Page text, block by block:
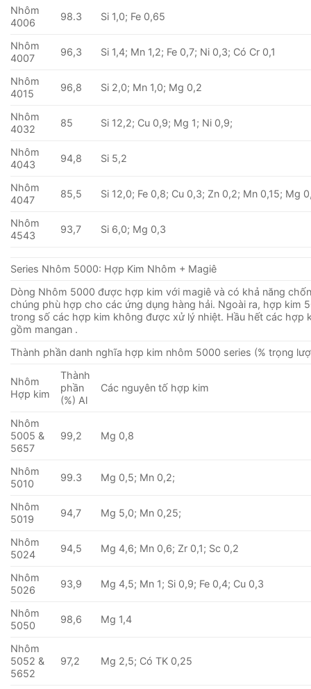
Nhôm
4006
98.3 Si 1,0; Fe 0,65
Nhôm
4007
96,3 Si 1,4; Mn 1,2; Fe 0,7; Ni 0,3; Có Cr 0,1
Nhôm
4015
96,8 Si 2,0; Mn 1,0; Mg 0,2
Nhôm
4032
85 Si 12,2; Cu 0,9; Mg 1; Ni 0,9;
Nhôm
4043
94,8 Si 5,2
Nhôm
4047
85,5 Si 12,0; Fe 0,8; Cu 0,3; Zn 0,2; Mn 0,15; Mg
Nhôm
4543
93,7 Si 6,0; Mg 0,3
Series Nhôm 5000: Hợp Kim Nhôm + Magiê
Dòng Nhôm 5000 được hợp kim với magiê và có khả năng
chúng phù hợp cho các ứng dụng hàng hải. Ngoài ra, hợp kim
trong số các hợp kim không được xử lý nhiệt. Hầu hết các hợp
gồm mangan .
Thành phần danh nghĩa hợp kim nhôm 5000 series (% trọng
Nhôm
Hợp kim
Thành
phần
(%) Al
Các nguyên tố hợp kim
Nhôm
5005 &
5657
99,2 Mg 0,8
Nhôm
5010
99.3 Mg 0,5; Mn 0,2;
Nhôm
5019
94,7 Mg 5,0; Mn 0,25;
Nhôm
5024
94,5 Mg 4,6; Mn 0,6; Zr 0,1; Sc 0,2
Nhôm
5026
93,9 Mg 4,5; Mn 1; Si 0,9; Fe 0,4; Cu 0,3
Nhôm
5050
98,6 Mg 1,4
Nhôm
5052 &
5652
97,2 Mg 2,5; Có TK 0,25